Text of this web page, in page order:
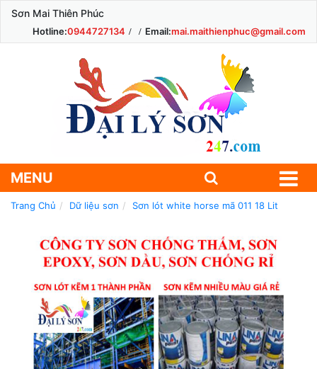
Sơn Mai Thiên Phúc
Hotline:0944727134 Email:mai.maithienphuc@gmail.com
MENU
Trang Chủ Dữ liệu sơn Sơn lót white horse mã 011 18 Lit